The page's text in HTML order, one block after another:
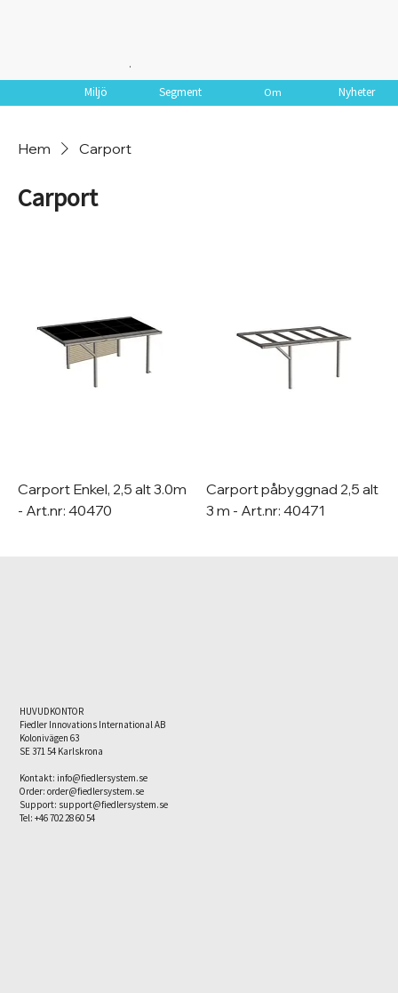
.
Hem Carport
Carport
Carport Enkel, 2,5 alt 3.0m
- Art.nr: 40470
Carport påbyggnad 2,5 alt
3 m - Art.nr: 40471
Om
Miljö Segment Nyheter
HUVUDKONTOR
Fiedler Innovations International AB
Kolonivägen 63
SE 371 54 Karlskrona
Kontakt: info@fiedlersystem.se
Order:order@fiedlersystem.se
Support: support@fiedlersystem.se
Tel: +46 702 28 60 54